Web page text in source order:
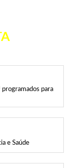
para
e Saúde